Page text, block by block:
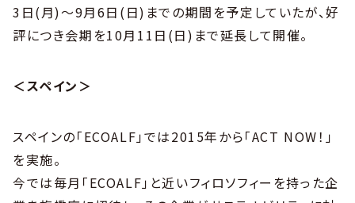
3日(月)～9月6日(日)までの期間を予定していたが、好
評につき会期を10月11日(日)まで延長して開催。
＜スペイン＞
スペインの「ECOALF」では2015年から「ACT NOW！」
を実施。
今では毎月「ECOALF」と近いフィロソフィーを持った企